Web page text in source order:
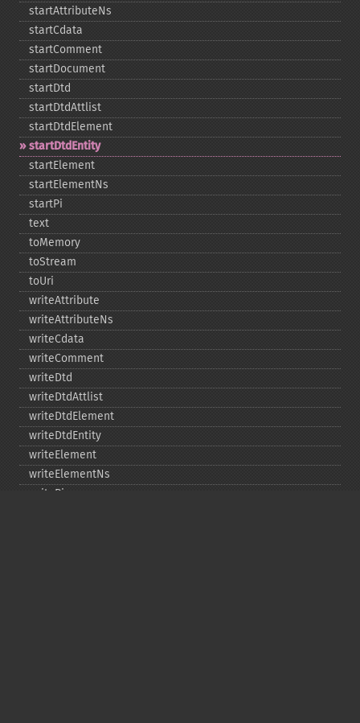
startAttributeNs
startCdata
startComment
startDocument
startDtd
startDtdAttlist
startDtdElement
startDtdEntity
startElement
startElementNs
startPi
text
toMemory
toStream
toUri
writeAttribute
writeAttributeNs
writeCdata
writeComment
writeDtd
writeDtdAttlist
writeDtdElement
writeDtdEntity
writeElement
writeElementNs
writePi